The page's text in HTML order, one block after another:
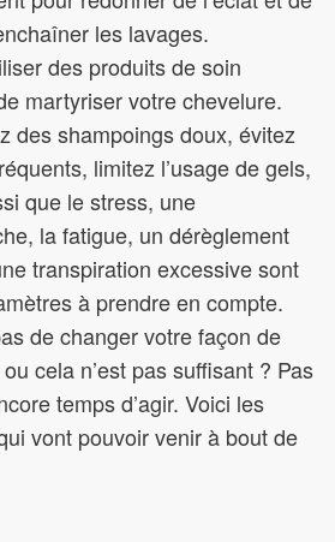
les lavages.
des produits de soin
martyriser votre chevelure.
des shampoings doux, évitez
limitez l’usage de gels,
que le stress, une
la fatigue, un dérèglement
transpiration excessive sont
à prendre en compte.
de changer votre façon de
cela n’est pas suffisant ? Pas
temps d’agir. Voici les
vont pouvoir venir à bout de